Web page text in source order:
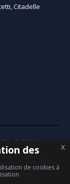
Citadelle
Août 2026
Carrécom
-
des
de cookies à
x